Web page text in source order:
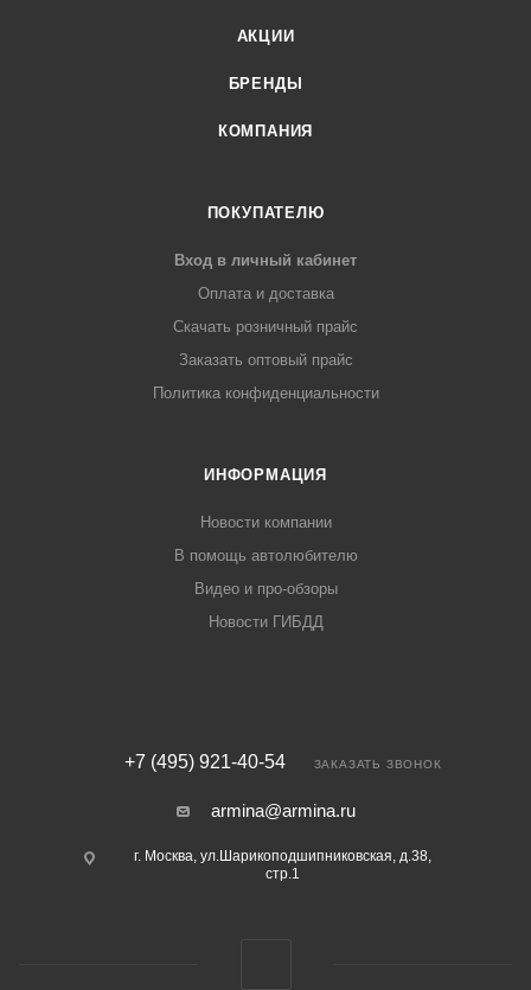
АКЦИИ
БРЕНДЫ
КОМПАНИЯ
ПОКУПАТЕЛЮ
Вход в личный кабинет
Оплата и доставка
Скачать розничный прайс
Заказать оптовый прайс
Политика конфиденциальности
ИНФОРМАЦИЯ
Новости компании
В помощь автолюбителю
Видео и про-обзоры
Новости ГИБДД
+7 (495) 921-40-54 ЗАКАЗАТЬ ЗВОНОК
armina@armina.ru
г. Москва, ул.Шарикоподшипниковская, д.38,
стр.1